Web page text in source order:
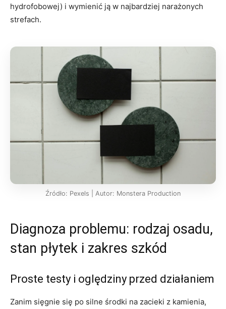
hydrofobowej) i wymienić ją w najbardziej narażonych
strefach.
Źródło: Pexels | Autor: Monstera Production
Diagnoza problemu: rodzaj osadu,
stan płytek i zakres szkód
Proste testy i oględziny przed działaniem
Zanim sięgnie się po silne środki na zacieki z kamienia,